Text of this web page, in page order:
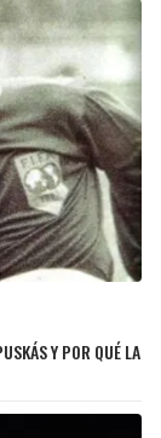
Y POR QUÉ LA